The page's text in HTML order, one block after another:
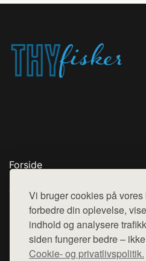
Vi bruger cookies på
forbedre din oplevelse,
indhold og analysere
siden fungerer bedre –
Cookie- og privatlivspolitik.
Forside
Top Rabatter
Kontakt